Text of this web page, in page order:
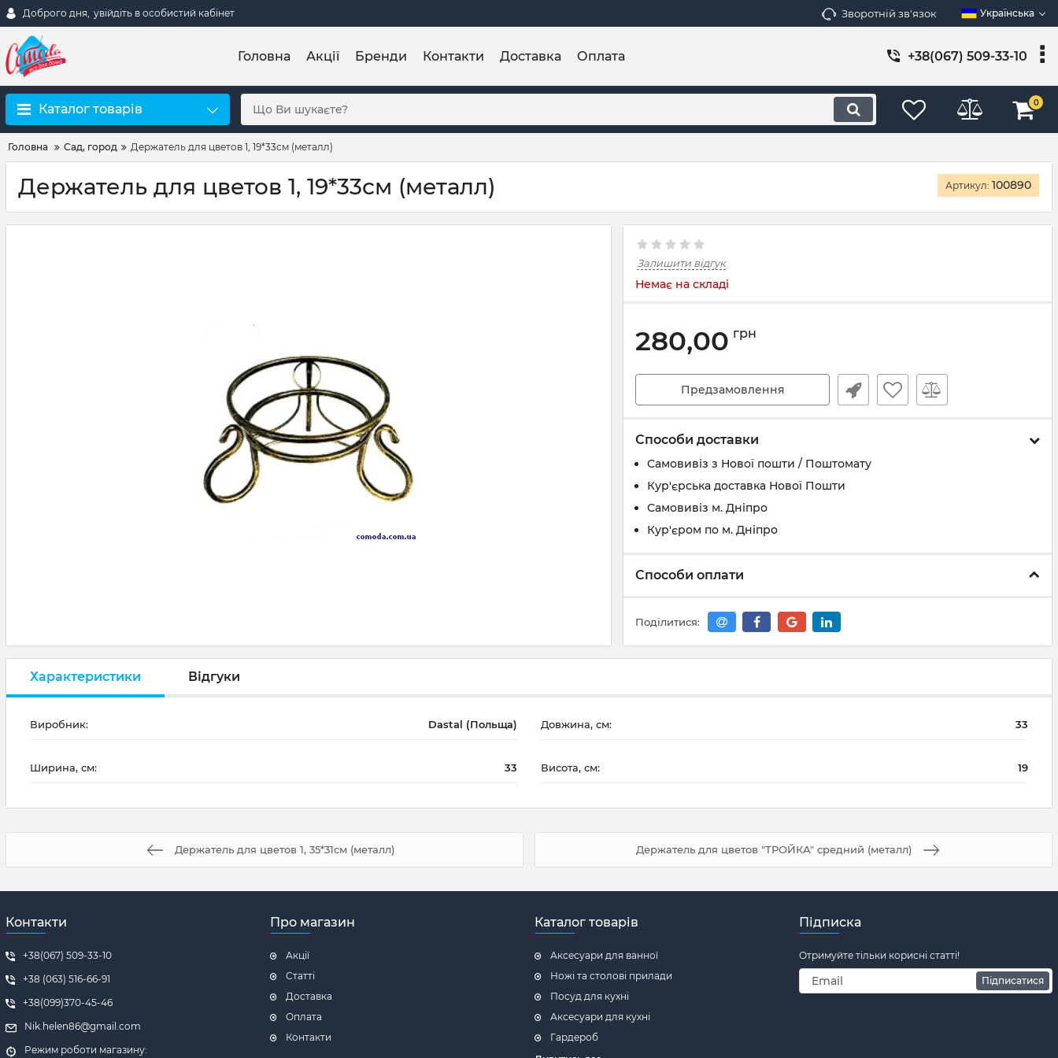
Доброго дня, увійдіть в особистий кабінет Зворотній зв'язок Українська
Головна Акції Бренди Контакти Доставка Оплата +38(067) 509-33-10
Каталог товарів 0
Головна Сад, город Держатель для цветов 1, 19*33см (металл)
Держатель для цветов 1, 19*33см (металл) Артикул: 100890
Залишити відгук
Немає на складі
280,00 грн
Предзамовлення
Способи доставки
Самовивіз з Нової пошти / Поштомату
Кур'єрська доставка Нової Пошти
Самовивіз м. Дніпро
Кур'єром по м. Дніпро
Способи оплати
Поділитися:
Характеристики Відгуки
Виробник: Dastal (Польща) Довжина, см: 33
Ширина, см: 33 Висота, см: 19
Держатель для цветов 1, 35*31см (металл) Держатель для цветов "ТРОЙКА" средний (металл)
Контакти
+38(067) 509-33-10
+38 (063) 516-66-91
+38(099)370-45-46
Nik.helen86@gmail.com
Режим роботи магазину:
Про магазин
Акції
Статті
Доставка
Оплата
Контакти
Каталог товарів
Аксесуари для ванної
Ножі та столові прилади
Посуд для кухні
Аксесуари для кухні
Гардероб
Підписка
Отримуйте тільки корисні статті!
Підписатися